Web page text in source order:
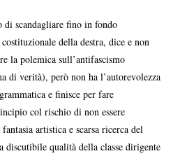
scandagliare fino in fondo
della destra, dice e non
la polemica sull’antifascismo
di verità), però non ha l’autorevolezza
e finisce per fare
col rischio di non essere
artistica e scarsa ricerca del
discutibile qualità della classe dirigente